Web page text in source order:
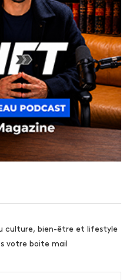
culture, bien-être et lifestyle
votre boite mail